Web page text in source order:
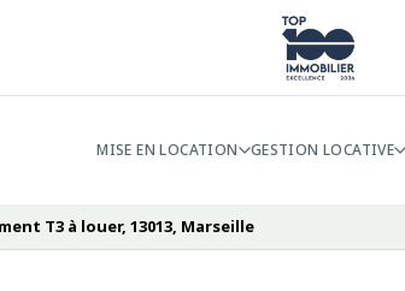
MISE EN LOCATION GESTION LOCATIVE
T3 à louer, 13013, Marseille